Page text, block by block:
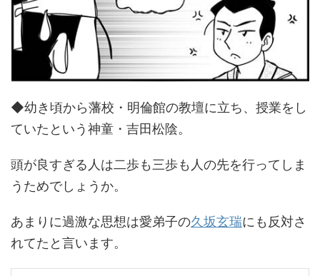
◆幼き頃から藩校・明倫館の教壇に立ち、授業をし
ていたという神童・吉田松陰。
頭が良すぎる人は二歩も三歩も人の先を行ってしま
うためでしょうか。
あまりに過激な思想は愛弟子の久坂玄瑞にも反対さ
れてたと言います。